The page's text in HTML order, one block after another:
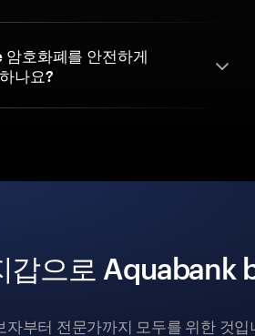
호화폐를 안전하게
나요?
갑으로 Aquabank
부터 전문가까지 모두를 위한 것